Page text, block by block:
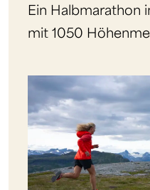
Ein Halbmarathon
mit 1050